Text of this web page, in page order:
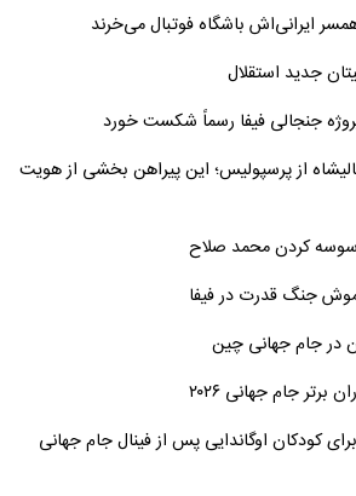
ایرانی‌اش باشگاه فوتبال می‌خرند
پروژه جنجالی فیفا رسماً شکست خورد
از پرسپولیس؛ این پیراهن بخشی از هویت
کردن محمد صلاح
جنگ قدرت در فیفا
در جام جهانی چین
جام جهانی ۲۰۲۶
کودکان اوگاندایی پس از فینال جام جهانی